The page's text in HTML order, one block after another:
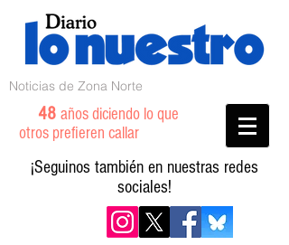
Noticias de Zona Norte
48 años diciendo lo que
otros prefieren callar
¡Seguinos también en nuestras redes
sociales!